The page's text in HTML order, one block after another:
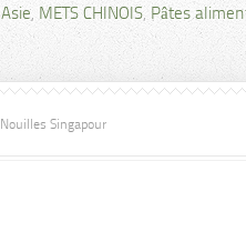
Asie, METS CHINOIS, Pâtes
Nouilles Singapour